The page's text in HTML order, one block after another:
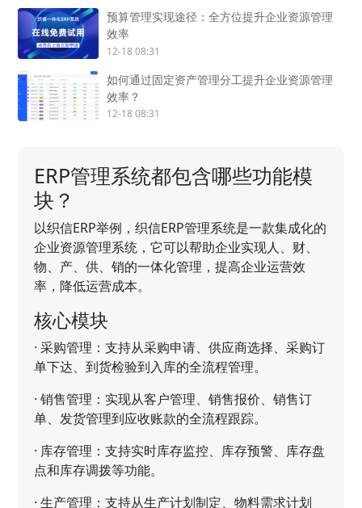
预算管理实现途径：全方位提升企业资源管理
效率
12-18 08:31
如何通过固定资产管理分工提升企业资源管理
效率？
12-18 08:31
ERP管理系统都包含哪些功能模
块？
以织信ERP举例，织信ERP管理系统是一款集成化的
企业资源管理系统，它可以帮助企业实现人、财、
物、产、供、销的一体化管理，提高企业运营效
率，降低运营成本。
核心模块
·采购管理：支持从采购申请、供应商选择、采购订
单下达、到货检验到入库的全流程管理。
·销售管理：实现从客户管理、销售报价、销售订
单、发货管理到应收账款的全流程跟踪。
· 库存管理：支持实时库存监控、库存预警、库存盘
点和库存调拨等功能。
·生产管理：支持从生产计划制定、物料需求计划